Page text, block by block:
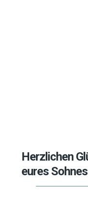
Herzlichen
eures